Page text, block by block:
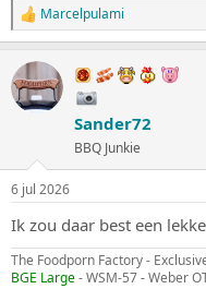
W
a
r
d
e
e
:
Marcelpulami
Sander72
BBQ Junkie
6 jul 2026
Ik zou daar best een
The Foodporn Factory -
BGE Large- WSM-57 - Weber